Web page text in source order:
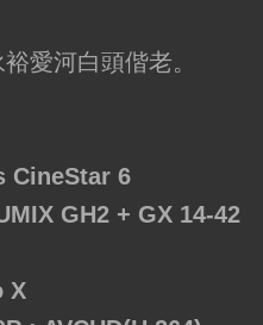
愛河白頭偕老。
CineStar 6
GH2 + GX 14-42
X